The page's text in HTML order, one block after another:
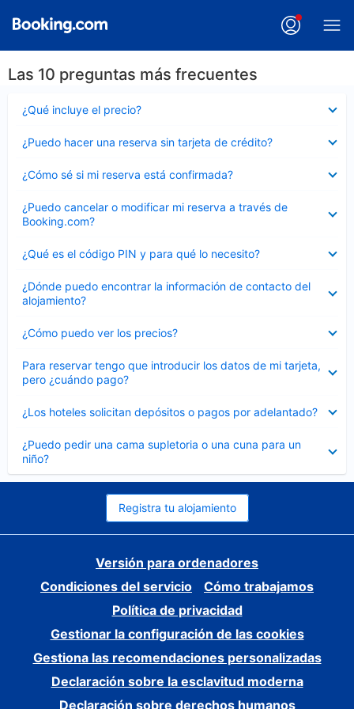
Las 10 preguntas más frecuentes
¿Qué incluye el precio?
cerrado
¿Puedo hacer una reserva sin tarjeta de crédito?
cerrado
¿Cómo sé si mi reserva está confirmada?
cerrado
¿Puedo cancelar o modificar mi reserva a través de
Booking.com?
cerrado
¿Qué es el código PIN y para qué lo necesito?
cerrado
¿Dónde puedo encontrar la información de contacto del
alojamiento?
cerrado
¿Cómo puedo ver los precios?
cerrado
Para reservar tengo que introducir los datos de mi tarjeta,
pero ¿cuándo pago?
cerrado
¿Los hoteles solicitan depósitos o pagos por adelantado?
cerrado
¿Puedo pedir una cama supletoria o una cuna para un
niño?
cerrado
Registra tu alojamiento
Versión para ordenadores
Condiciones del servicio
Cómo trabajamos
Política de privacidad
Gestionar la configuración de las cookies
Gestiona las recomendaciones personalizadas
Declaración sobre la esclavitud moderna
Declaración sobre derechos humanos